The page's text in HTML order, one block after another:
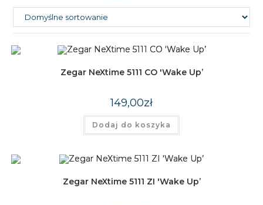
Zegar NeXtime 5111 CO 'Wake Up’
149,00zł
Dodaj do koszyka
Zegar NeXtime 5111 ZI 'Wake Up’